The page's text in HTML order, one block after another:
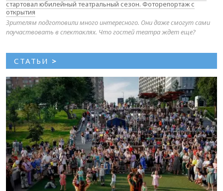
стартовал юбилейный театральный сезон. Фоторепортаж с
открытия
Зрителям подготовили много интересного. Они даже смогут сами
поучаствовать в спектаклях. Что гостей театра ждет еще?
СТАТЬИ >